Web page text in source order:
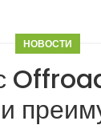
НОВОСТИ